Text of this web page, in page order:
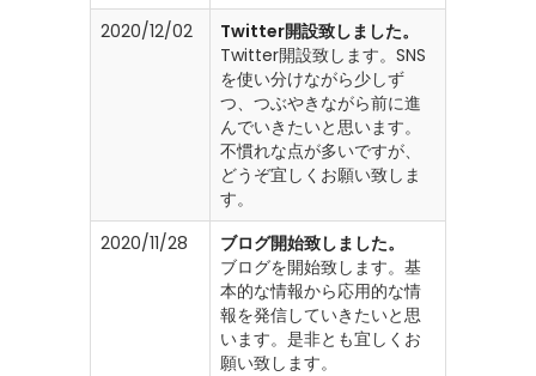
2020/12/02
Twitter開設致しました。
Twitter開設致します。SNS
を使い分けながら少しず
つ、つぶやきながら前に進
んでいきたいと思います。
不慣れな点が多いですが、
どうぞ宜しくお願い致しま
す。
2020/11/28
ブログ開始致しました。
ブログを開始致します。基
本的な情報から応用的な情
報を発信していきたいと思
います。是非とも宜しくお
願い致します。